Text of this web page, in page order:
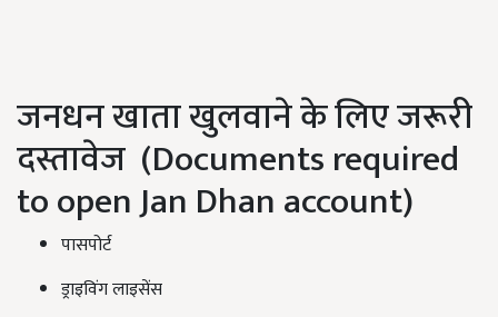
जनधन खाता खुलवाने के लिए जरूरी
दस्तावेज (Documents required
to open Jan Dhan account)
पासपोर्ट
ड्राइविंग लाइसेंस